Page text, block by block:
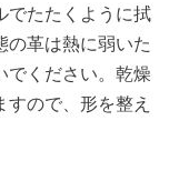
でたたくように拭
の革は熱に弱いた
でください。乾燥
すので、形を整え